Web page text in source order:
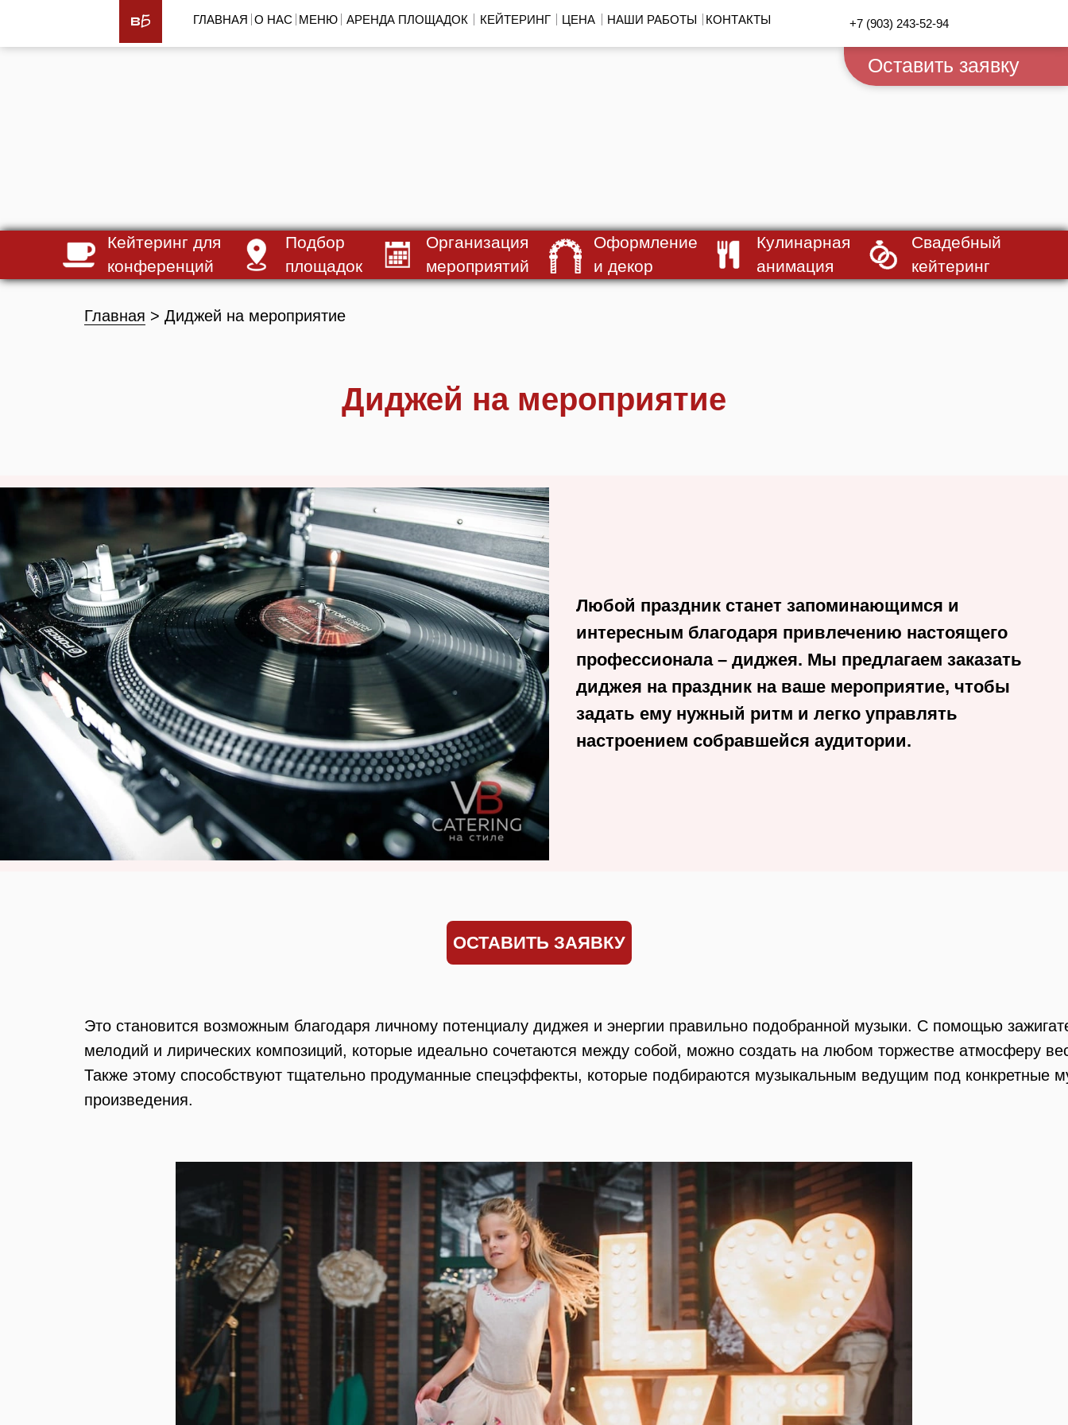
ГЛАВНАЯ О НАС МЕНЮ АРЕНДА ПЛОЩАДОК КЕЙТЕРИНГ ЦЕНА НАШИ РАБОТЫ КОНТАКТЫ +7 (903) 243-52-94
Оставить заявку
Кейтеринг для
конференций
Подбор
площадок
Организация
мероприятий
Оформление
и декор
Кулинарная
анимация
Свадебный
кейтеринг
Главная > Диджей на мероприятие
Диджей на мероприятие
Любой праздник станет запоминающимся и
интересным благодаря привлечению настоящего
профессионала – диджея. Мы предлагаем заказать
диджея на праздник на ваше мероприятие, чтобы
задать ему нужный ритм и легко управлять
настроением собравшейся аудитории.
Это становится возможным благодаря личному потенциалу диджея и энергии правильно подобранной музыки. С помощью
мелодий и лирических композиций, которые идеально сочетаются между собой, можно создать на любом торжестве атмосферу
Также этому способствуют тщательно продуманные спецэффекты, которые подбираются музыкальным ведущим под конкретные
произведения.
ОСТАВИТЬ ЗАЯВКУ